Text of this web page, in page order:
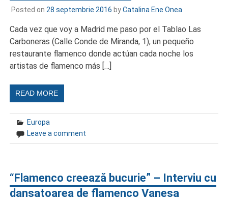
Posted on 28 septembrie 2016 byCatalina Ene Onea
Cada vez que voy a Madrid me paso por el Tablao Las
Carboneras (Calle Conde de Miranda, 1), un pequeño
restaurante flamenco donde actúan cada noche los
artistas de flamenco más […]
READ MORE
Europa
Leave a comment
“Flamenco creează bucurie” – Interviu cu
dansatoarea de flamenco Vanesa